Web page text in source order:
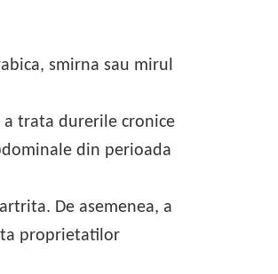
smirna sau mirul
a trata durerile cronice
din perioada
De asemenea, a
proprietatilor